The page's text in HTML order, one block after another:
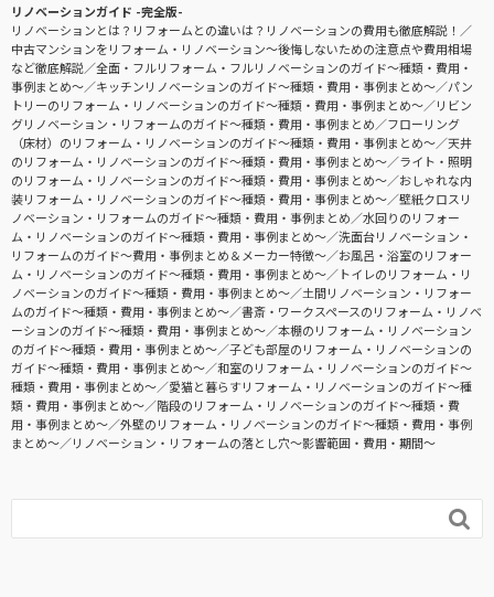
リノベーションガイド -完全版-
リノベーションとは？リフォームとの違いは？リノベーションの費用も徹底解説！
中古マンションをリフォーム・リノベーション〜後悔しないための注意点や費用相場
など徹底解説
全面・フルリフォーム・フルリノベーションのガイド〜種類・費用・
事例まとめ〜
キッチンリノベーションのガイド〜種類・費用・事例まとめ〜
パン
トリーのリフォーム・リノベーションのガイド〜種類・費用・事例まとめ〜
リビン
グリノベーション・リフォームのガイド〜種類・費用・事例まとめ
フローリング
（床材）のリフォーム・リノベーションのガイド〜種類・費用・事例まとめ〜
天井
のリフォーム・リノベーションのガイド〜種類・費用・事例まとめ〜
ライト・照明
のリフォーム・リノベーションのガイド〜種類・費用・事例まとめ〜
おしゃれな内
装リフォーム・リノベーションのガイド〜種類・費用・事例まとめ〜
壁紙クロスリ
ノベーション・リフォームのガイド〜種類・費用・事例まとめ
水回りのリフォー
ム・リノベーションのガイド〜種類・費用・事例まとめ〜
洗面台リノベーション・
リフォームのガイド〜費用・事例まとめ＆メーカー特徴〜
お風呂・浴室のリフォー
ム・リノベーションのガイド〜種類・費用・事例まとめ〜
トイレのリフォーム・リ
ノベーションのガイド〜種類・費用・事例まとめ〜
土間リノベーション・リフォー
ムのガイド〜種類・費用・事例まとめ〜
書斎・ワークスペースのリフォーム・リノベ
ーションのガイド〜種類・費用・事例まとめ〜
本棚のリフォーム・リノベーション
のガイド〜種類・費用・事例まとめ〜
子ども部屋のリフォーム・リノベーションの
ガイド〜種類・費用・事例まとめ〜
和室のリフォーム・リノベーションのガイド〜
種類・費用・事例まとめ〜
愛猫と暮らすリフォーム・リノベーションのガイド〜種
類・費用・事例まとめ〜
階段のリフォーム・リノベーションのガイド〜種類・費
用・事例まとめ〜
外壁のリフォーム・リノベーションのガイド〜種類・費用・事例
まとめ〜
リノベーション・リフォームの落とし穴～影響範囲・費用・期間～
